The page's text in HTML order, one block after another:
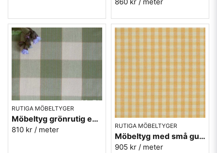
RUTIGA MÖBELTYGER
Möbeltyg grönrutig eko-bomull - Mariefred nr.71
810 kr / meter RUTIGA MÖBELTYGER
Möbeltyg med små gula rutor - Lill Ruta nr.220
905 kr / meter